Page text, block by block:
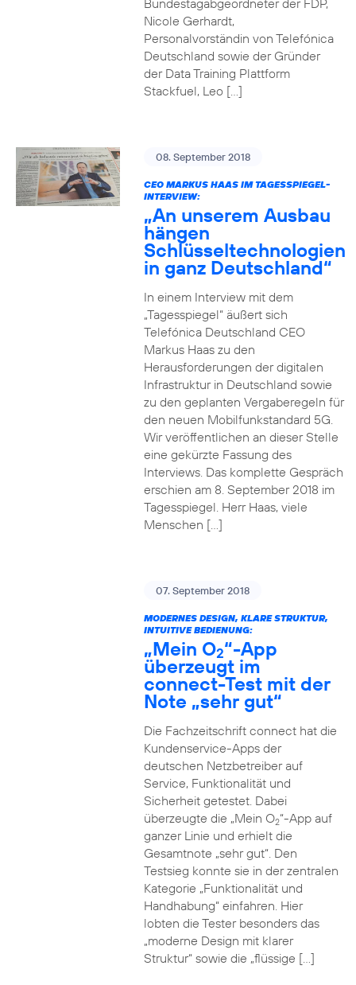
Bundestagabgeordneter der FDP,
Nicole Gerhardt,
Personalvorständin von Telefónica
Deutschland sowie der Gründer
der Data Training Plattform
Stackfuel, Leo […]
08. September 2018
CEO MARKUS HAAS IM TAGESSPIEGEL-
INTERVIEW:
„An unserem Ausbau
hängen
Schlüsseltechnologien
in ganz Deutschland“
In einem Interview mit dem
„Tagesspiegel“ äußert sich
Telefónica Deutschland CEO
Markus Haas zu den
Herausforderungen der digitalen
Infrastruktur in Deutschland sowie
zu den geplanten Vergaberegeln für
den neuen Mobilfunkstandard 5G.
Wir veröffentlichen an dieser Stelle
eine gekürzte Fassung des
Interviews. Das komplette Gespräch
erschien am 8. September 2018 im
Tagesspiegel. Herr Haas, viele
Menschen […]
07. September 2018
MODERNES DESIGN, KLARE STRUKTUR,
INTUITIVE BEDIENUNG:
„Mein O2“-App
überzeugt im
connect-Test mit der
Note „sehr gut“
Die Fachzeitschrift connect hat die
Kundenservice-Apps der
deutschen Netzbetreiber auf
Service, Funktionalität und
Sicherheit getestet. Dabei
überzeugte die „Mein O2“-App auf
ganzer Linie und erhielt die
Gesamtnote „sehr gut“. Den
Testsieg konnte sie in der zentralen
Kategorie „Funktionalität und
Handhabung“ einfahren. Hier
lobten die Tester besonders das
„moderne Design mit klarer
Struktur“ sowie die „flüssige […]